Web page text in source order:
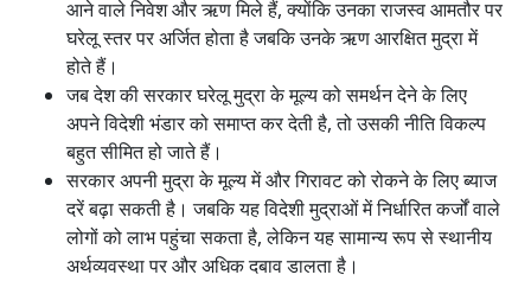
आने वाले निवेश और ऋण मिले हैं, क्योंकि उनका राजस्व आमतौर पर
घरेलू स्तर पर अर्जित होता है जबकि उनके ऋण आरक्षित मुद्रा में
होते हैं।
जब देश की सरकार घरेलू मुद्रा के मूल्य को समर्थन देने के लिए
अपने विदेशी भंडार को समाप्त कर देती है, तो उसकी नीति विकल्प
बहुत सीमित हो जाते हैं।
सरकार अपनी मुद्रा के मूल्य में और गिरावट को रोकने के लिए ब्याज
दरें बढ़ा सकती है। जबकि यह विदेशी मुद्राओं में निर्धारित कर्जों वाले
लोगों को लाभ पहुंचा सकता है, लेकिन यह सामान्य रूप से स्थानीय
अर्थव्यवस्था पर और अधिक दबाव डालता है।